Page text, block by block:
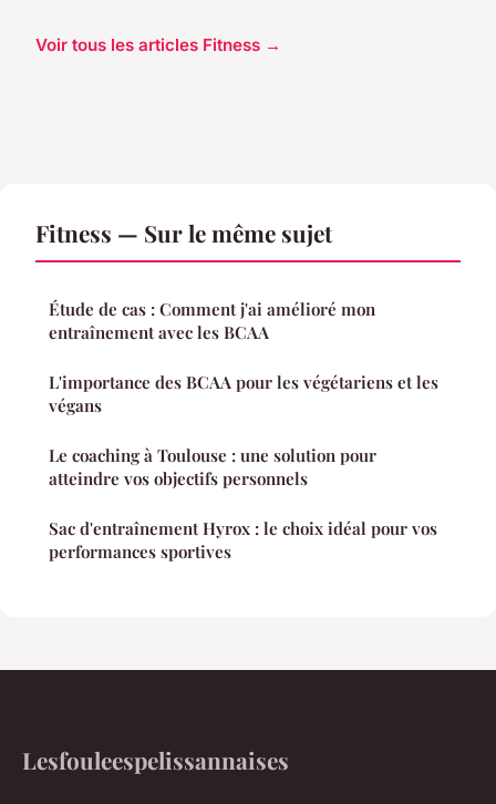
Voir tous les articles Fitness →
Fitness — Sur le même sujet
Étude de cas : Comment j'ai amélioré mon
entraînement avec les BCAA
L'importance des BCAA pour les végétariens et les
végans
Le coaching à Toulouse : une solution pour
atteindre vos objectifs personnels
Sac d'entraînement Hyrox : le choix idéal pour vos
performances sportives
Lesfouleespelissannaises